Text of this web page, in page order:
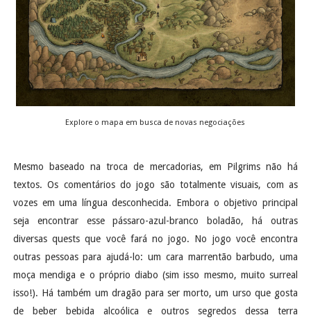
Explore o mapa em busca de novas negociações
Mesmo baseado na troca de mercadorias, em Pilgrims não há
textos. Os comentários do jogo são totalmente visuais, com as
vozes em uma língua desconhecida. Embora o objetivo principal
seja encontrar esse pássaro-azul-branco boladão, há outras
diversas quests que você fará no jogo. No jogo você encontra
outras pessoas para ajudá-lo: um cara marrentão barbudo, uma
moça mendiga e o próprio diabo (sim isso mesmo, muito surreal
isso!). Há também um dragão para ser morto, um urso que gosta
de beber bebida alcoólica e outros segredos dessa terra